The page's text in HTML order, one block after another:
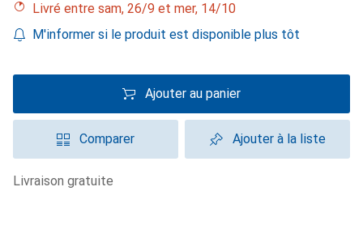
Livré entre sam, 26/9 et mer, 14/10
M'informer si le produit est disponible plus tôt
Ajouter au panier
Comparer Ajouter à la liste
livraison gratuite